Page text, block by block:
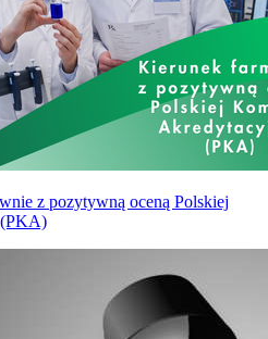
z pozytywną oceną Polskiej